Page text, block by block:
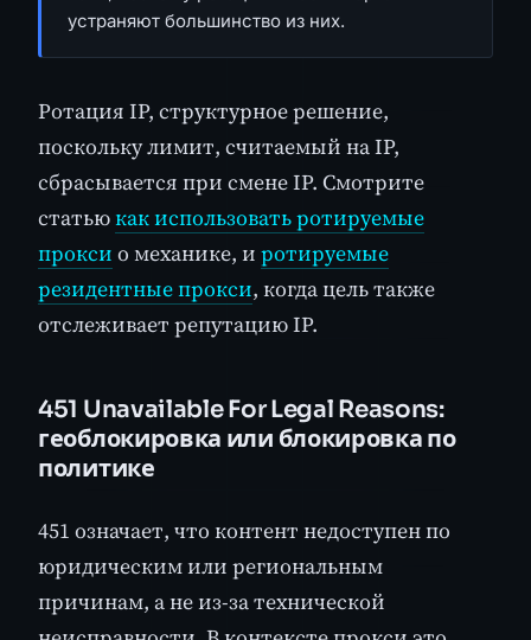
устраняют большинство из них.
Ротация IP, структурное решение,
поскольку лимит, считаемый на IP,
сбрасывается при смене IP. Смотрите
статьюкак использовать ротируемые
прокси о механике, и ротируемые
резидентные прокси, когда цель также
отслеживает репутацию IP.
451 Unavailable For Legal Reasons:
геоблокировка или блокировка по
политике
451 означает, что контент недоступен по
юридическим или региональным
причинам, а не из-за технической